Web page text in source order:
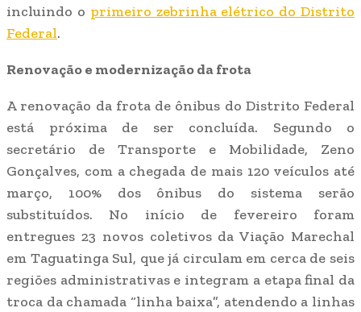
incluindo o primeiro zebrinha elétrico do Distrito
Federal.
Renovação e modernização da frota
A renovação da frota de ônibus do Distrito Federal
está próxima de ser concluída. Segundo o
secretário de Transporte e Mobilidade, Zeno
Gonçalves, com a chegada de mais 120 veículos até
março, 100% dos ônibus do sistema serão
substituídos. No início de fevereiro foram
entregues 23 novos coletivos da Viação Marechal
em Taguatinga Sul, que já circulam em cerca de seis
regiões administrativas e integram a etapa final da
troca da chamada “linha baixa”, atendendo a linhas